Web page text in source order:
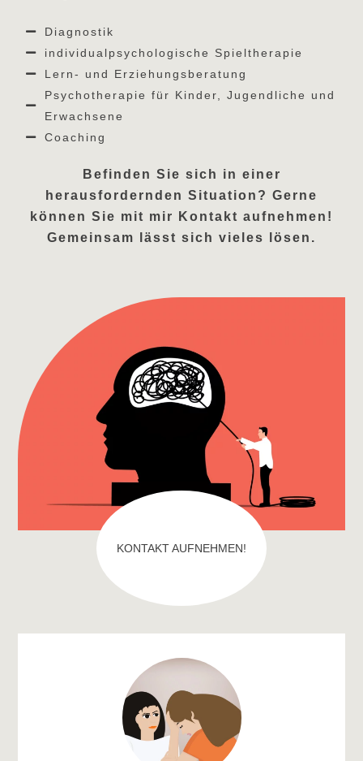
Diagnostik
individualpsychologische Spieltherapie
Lern- und Erziehungsberatung
Psychotherapie für Kinder, Jugendliche und
Erwachsene
Coaching
Befinden Sie sich in einer
herausfordernden Situation? Gerne
können Sie mit mir Kontakt aufnehmen!
Gemeinsam lässt sich vieles lösen.
KONTAKT AUFNEHMEN!